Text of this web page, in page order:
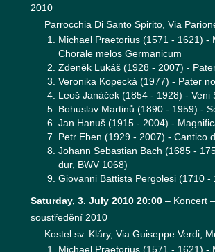
2010
Parrocchia Di Santo Spirito, Via
Michael Praetorius (1571 - 1621) -
Chorale melos Germanicum
Zdeněk Lukáš (1928 - 2007) -
Veronika Kopecká (1977) - Pater
Leoš Janáček (1854 - 1928) - Veni
Bohuslav Martinů (1890 - 1959) -
Jan Hanuš (1915 - 2004) -
Petr Eben (1929 - 2007) - Cantico
Johann Sebastian Bach (1685 -
dur, BWV 1068)
Giovanni Battista Pergolesi (1710 -
Saturday, 3. July 2010 20:00 – Koncert
soustředění 2010
Kostel sv. Kláry, Via Guiseppe Verdi,
Michael Praetorius (1571 - 1621) -